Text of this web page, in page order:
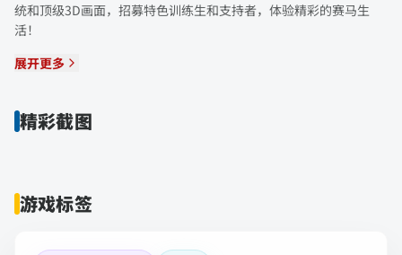
统和顶级3D画面，招募特色训练生和支持者，体验精彩的赛马生
活！
展开更多
精彩截图
游戏标签